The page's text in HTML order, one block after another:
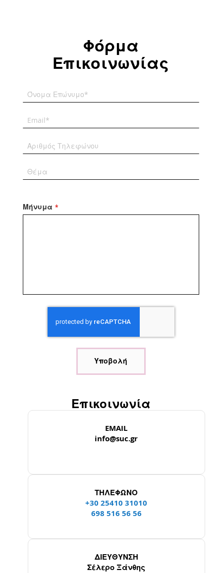
Φόρμα
Επικοινωνίας
Μήνυμα
Υποβολή
Επικοινωνία
EMAIL
info@suc.gr
ΤΗΛΕΦΩΝΟ
+30 25410 31010
698 516 56 56
ΔΙΕΥΘΥΝΣΗ
Σέλερο Ξάνθης